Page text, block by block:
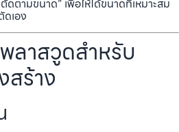
ตามขนาด” เพื่อให้ได้ขนาดที่เหมาะสม
ดเอง
ลาสวูดสำหรับ
สร้าง